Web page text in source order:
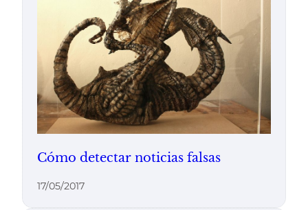
Cómo detectar noticias falsas
17/05/2017